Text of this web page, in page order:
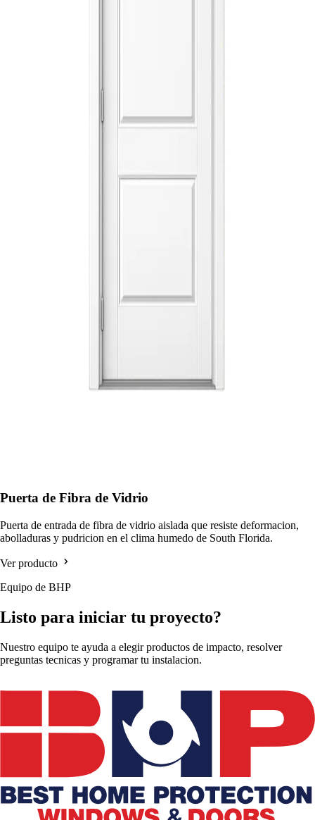
Puerta de Fibra de Vidrio
Puerta de entrada de fibra de vidrio aislada que resiste deformacion,
abolladuras y pudricion en el clima humedo de South Florida.
Ver producto
Equipo de BHP
Listo para iniciar tu proyecto?
Nuestro equipo te ayuda a elegir productos de impacto, resolver
preguntas tecnicas y programar tu instalacion.